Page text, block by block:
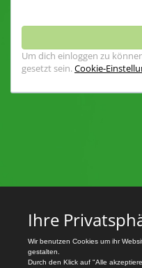
Um dich einloggen zu
gesetzt sein.Cookie-